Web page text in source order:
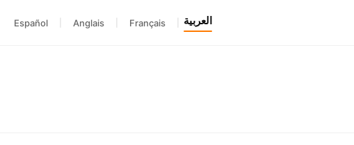
العربية Français
Anglais
Español